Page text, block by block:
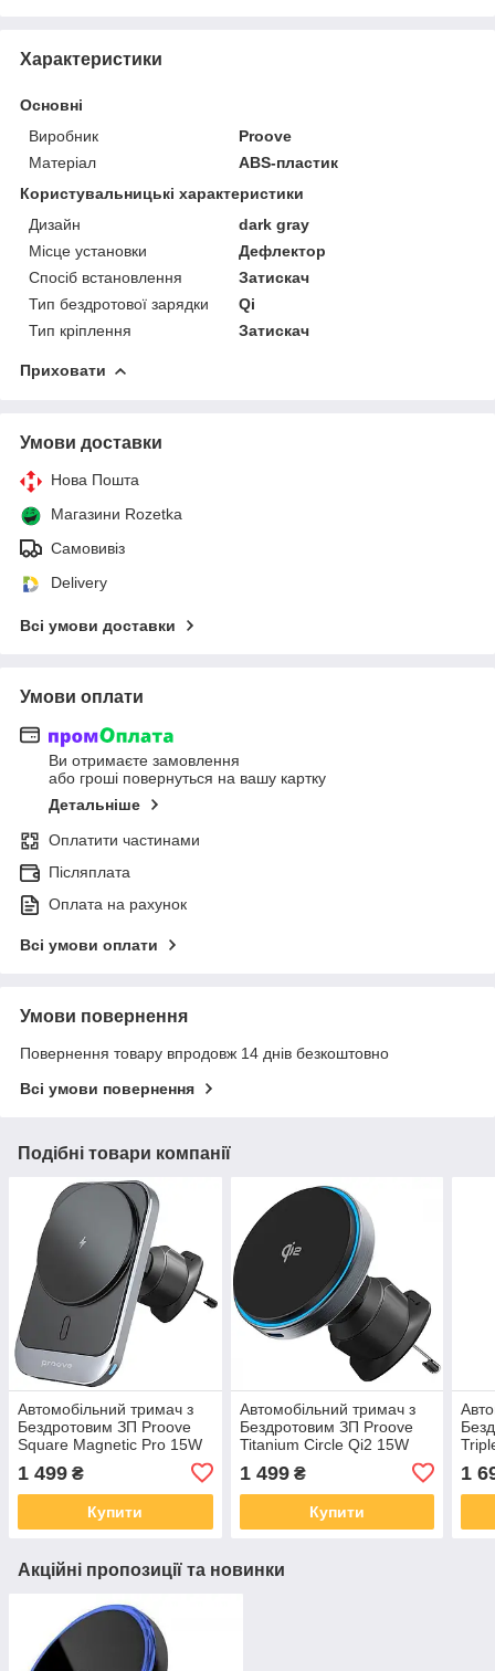
Характеристики
Основні
Виробник
Proove
Матеріал
ABS-пластик
Користувальницькі характеристики
Дизайн
dark gray
Місце установки
Дефлектор
Спосіб встановлення
Затискач
Тип бездротової зарядки
Qi
Тип кріплення
Затискач
Приховати
Умови доставки
Нова Пошта
Магазини Rozetka
Самовивіз
Delivery
Всі умови доставки
Умови оплати
Ви отримаєте замовлення
або гроші повернуться на вашу картку
Детальніше
Оплатити частинами
Післяплата
Оплата на рахунок
Всі умови оплати
Умови повернення
Повернення товару впродовж 14 днів безкоштовно
Всі умови повернення
Подібні товари компанії
Автомобільний тримач з
Бездротовим ЗП Proove
Square Magnetic Pro 15W
1 499 ₴
Купити
Автомобільний тримач з
Бездротовим ЗП Proove
Titanium Circle Qi2 15W
1 499₴
Купити
1
Акційні пропозиції та новинки